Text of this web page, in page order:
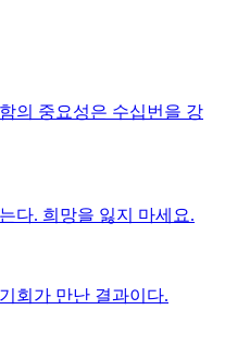
의 중요성은 수십번을 강
다. 희망을 잃지 마세요.
회가 만난 결과이다.